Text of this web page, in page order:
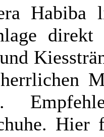
Habiba